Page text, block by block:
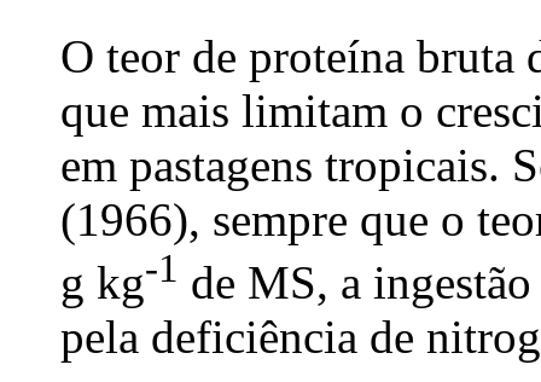
O teor de proteína bruta
que mais limitam o
em pastagens tropicais.
(1966), sempre que o
g kg-1 de MS, a
pela deficiência de